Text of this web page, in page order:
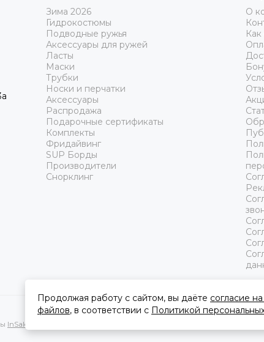
Зима 2026
Гидрокостюмы
Подводные ружья
Аксессуары для ружей
Ласты
Маски
Трубки
Носки и перчатки
Аксессуары
Распродажа
Подарочные сертификаты
Комплекты
Фридайвинг
SUP Борды
Производители
Снорклинг
О
Как
InSales
Продолжая работу с сайтом, вы даёте согласие
файлов, в соответствии с Политикой